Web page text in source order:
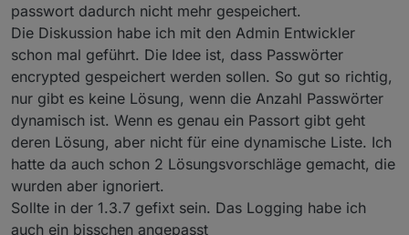
passwort dadurch nicht mehr gespeichert.
Die Diskussion habe ich mit den Admin Entwickler
schon mal geführt. Die Idee ist, dass Passwörter
encrypted gespeichert werden sollen. So gut so richtig,
nur gibt es keine Lösung, wenn die Anzahl Passwörter
dynamisch ist. Wenn es genau ein Passort gibt geht
deren Lösung, aber nicht für eine dynamische Liste. Ich
hatte da auch schon 2 Lösungsvorschläge gemacht, die
wurden aber ignoriert.
Sollte in der 1.3.7 gefixt sein. Das Logging habe ich
auch ein bisschen angepasst